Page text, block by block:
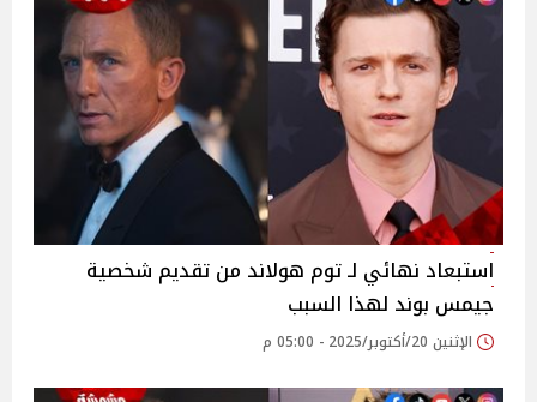
استبعاد نهائي لـ توم هولاند من تقديم شخصية
جيمس بوند لهذا السبب
الإثنين 20/أكتوبر/2025 - 05:00 م